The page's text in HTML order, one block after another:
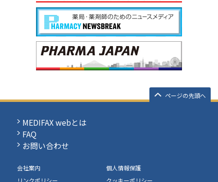
ページの先頭へ
MEDIFAX webとは
FAQ
お問い合わせ
会社案内
個人情報保護
リンクポリシー
クッキーポリシー